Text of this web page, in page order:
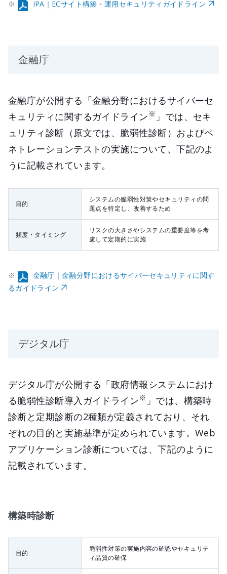
※ IPA｜ECサイト構築・運用セキュリティガイドライン
金融庁
金融庁が公開する「金融分野におけるサイバーセ
キュリティに関するガイドライン ※ 」では、セキ
ュリティ診断（原文では、脆弱性診断）およびペ
ネトレーションテストの実施について、下記のよ
うに記載されています。
目的
システムの脆弱性対策やセキュリティの問
題点を特定し、改善するため
頻度・タイミング
リスクの大きさやシステムの重要度等を考
慮して定期的に実施
※
金融庁｜金融分野におけるサイバーセキュリティに関す
るガイドライン
デジタル庁
デジタル庁が公開する「政府情報システムにおけ
る脆弱性診断導入ガイドライン※ 」では、構築時
診断と定期診断の2種類が定義されており、それ
ぞれの目的と実施基準が定められています。Web
アプリケーション診断については、下記のように
記載されています。
構築時診断
目的
脆弱性対策の実施内容の確認やセキュリテ
ィ品質の確保